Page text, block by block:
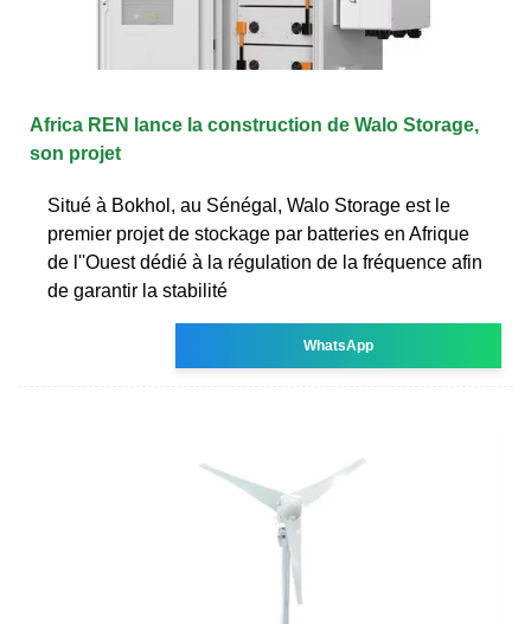
Africa REN lance la construction de Walo Storage,
son projet
Situé à Bokhol, au Sénégal, Walo Storage est le
premier projet de stockage par batteries en Afrique
de l''Ouest dédié à la régulation de la fréquence afin
de garantir la stabilité
WhatsApp